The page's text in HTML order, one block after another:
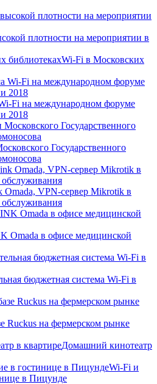
плотности на мероприятии в
Wi-Fi в Московских
Fi на международном форуме
2018
Государственного
Omada, VPN-сервер Mikrotik в
Omada в офисе медицинской
бюджетная система Wi-Fi в
Ruckus на фермерском рынке
Домашний кинотеатр
Wi-Fi и
в Пицунде